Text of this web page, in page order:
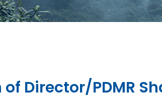
Director/PDMR